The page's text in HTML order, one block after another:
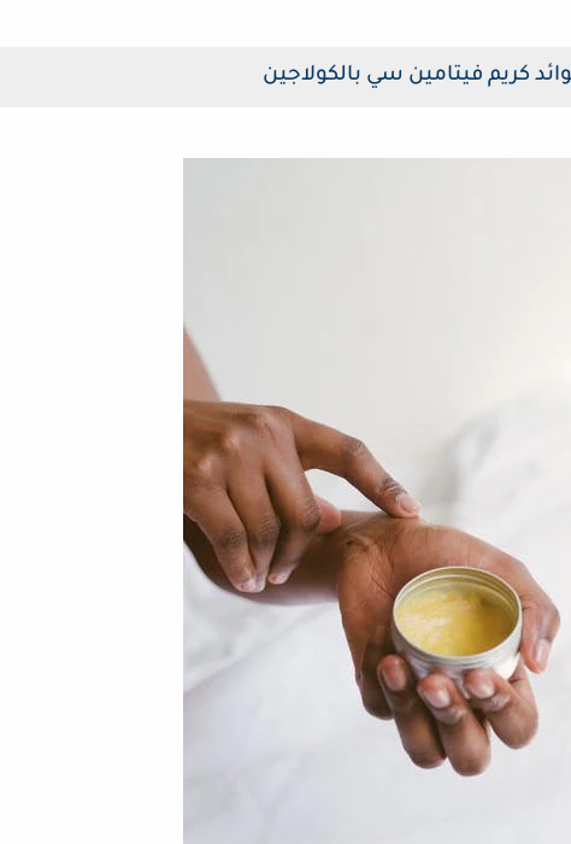
كريم فيتامين سي بالكولاجين